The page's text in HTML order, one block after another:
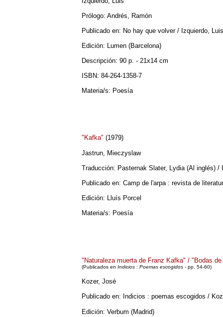
Prólogo: Andrés, Ramón
Publicado en: No hay que volver / Izquierdo, Luis
Edición: Lumen (Barcelona)
Descripción: 90 p. - 21x14 cm
ISBN: 84-264-1358-7
Materia/s: Poesía
"Kafka" (1979)
Jastrun, Mieczyslaw
Traducción: Pasternak Slater, Lydia (Al inglés) /
Publicado en: Camp de l'arpa : revista de
Edición: Lluís Porcel
Materia/s: Poesía
"Naturaleza muerta de Franz Kafka" / "Bodas
(Publicados en Indicios : Poemas escogidos - pp. 54-60)
Kozer, José
Publicado en: Indicios : poemas escogidos /
Edición: Verbum (Madrid)